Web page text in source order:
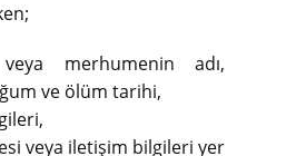
merhumenin adı,
ve ölüm tarihi,
veya iletişim bilgileri yer